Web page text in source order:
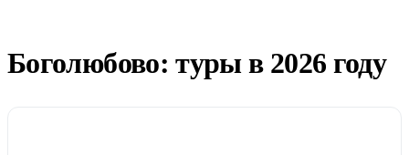
Боголюбово: туры в 2026 году